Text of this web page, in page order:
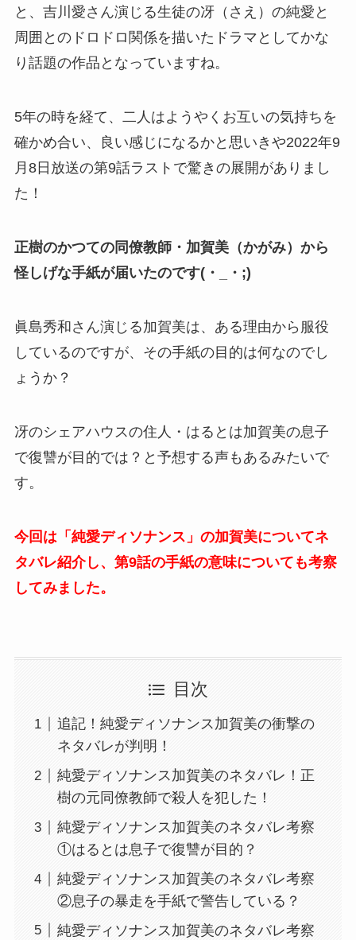
と、吉川愛さん演じる生徒の冴（さえ）の純愛と
周囲とのドロドロ関係を描いたドラマとしてかな
り話題の作品となっていますね。
5年の時を経て、二人はようやくお互いの気持ちを
確かめ合い、良い感じになるかと思いきや2022年9
月8日放送の第9話ラストで驚きの展開がありまし
た！
正樹のかつての同僚教師・加賀美（かがみ）から
怪しげな手紙が届いたのです(・_・;)
眞島秀和さん演じる加賀美は、ある理由から服役
しているのですが、その手紙の目的は何なのでし
ょうか？
冴のシェアハウスの住人・はるとは加賀美の息子
で復讐が目的では？と予想する声もあるみたいで
す。
今回は「純愛ディソナンス」の加賀美についてネ
タバレ紹介し、第9話の手紙の意味についても考察
してみました。
目次
追記！純愛ディソナンス加賀美の衝撃の
ネタバレが判明！
純愛ディソナンス加賀美のネタバレ！正
樹の元同僚教師で殺人を犯した！
純愛ディソナンス加賀美のネタバレ考察
①はるとは息子で復讐が目的？
純愛ディソナンス加賀美のネタバレ考察
②息子の暴走を手紙で警告している？
純愛ディソナンス加賀美のネタバレ考察